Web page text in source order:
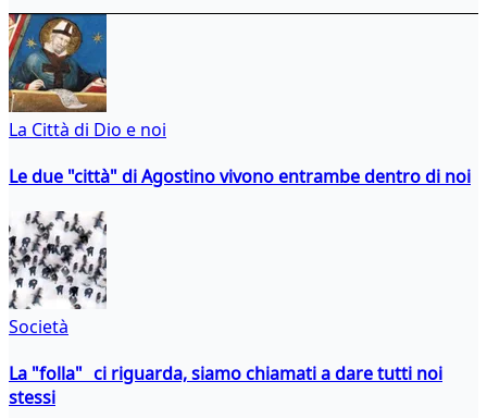
La Città di Dio e noi
Le due "città" di Agostino vivono entrambe dentro di noi
Società
La "folla" ci riguarda, siamo chiamati a dare tutti noi
stessi